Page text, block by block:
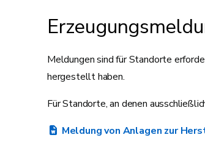
Meldungen sind für Standorte
hergestellt haben.
Für Standorte, an denen
Meldung von Anlagen zur